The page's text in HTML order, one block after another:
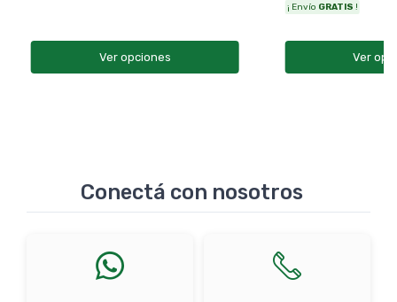
Ver opciones
¡ Envío GRATIS !
Ver
Conectá con nosotros